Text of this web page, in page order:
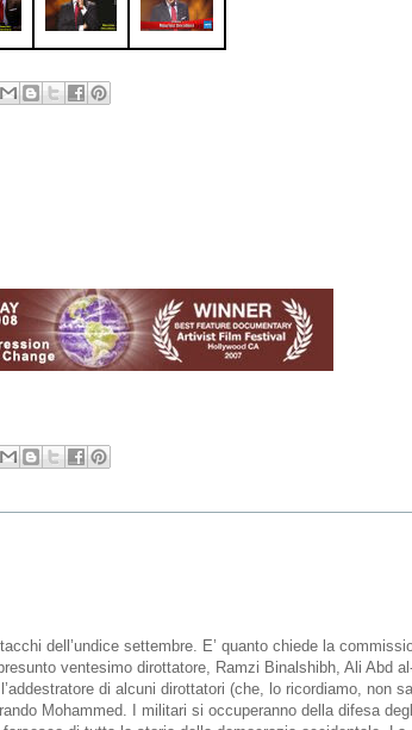
dell’undice settembre. E’ quanto chiede la
ventesimo dirottatore, Ramzi Binalshibh, Ali Abd
di alcuni dirottatori (che, lo ricordiamo, non
Mohammed. I militari si occuperanno della difesa